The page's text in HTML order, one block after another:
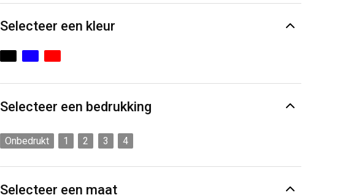
Selecteer een kleur
Selecteer een bedrukking
Onbedrukt 1 2 3 4
Selecteer een maat